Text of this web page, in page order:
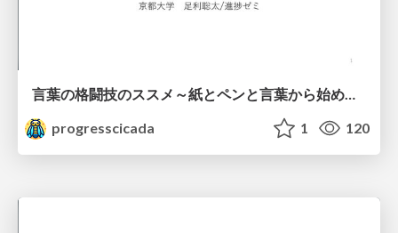
言葉の格闘技のススメ～紙とペンと言葉から始める、キャリアの描き方～
progresscicada
1 120